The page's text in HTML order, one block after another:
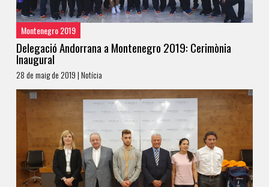
Montenegro 2019
Delegació Andorrana a Montenegro 2019: Cerimònia
Inaugural
28 de maig de 2019 | Notícia